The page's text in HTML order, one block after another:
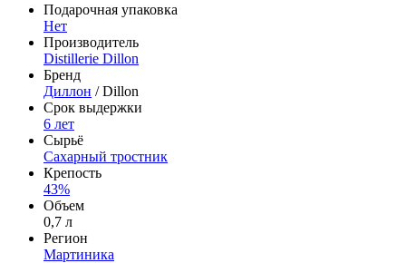
Подарочная упаковка
Нет
Производитель
Distillerie Dillon
Бренд
Диллон / Dillon
Срок выдержки
6 лет
Сырьё
Сахарный тростник
Крепость
43%
Объем
0,7 л
Регион
Мартиника